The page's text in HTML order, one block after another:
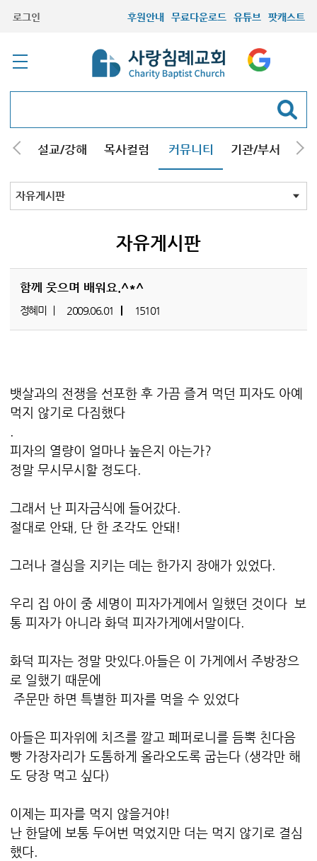
로그인 후원안내 무료다운로드 유튜브 팟캐스트
내 설교/강해 목사컬럼 커뮤니티 기관/부서 선
최근등록자료
자유게시판
자유게시판
함께 웃으며 배워요.^*^
정혜미 2009.06.01 15101
뱃살과의 전쟁을 선포한 후 가끔 즐겨 먹던 피자도 아예
먹지 않기로 다짐했다
.
피자의 열량이 얼마나 높은지 아는가?
정말 무시무시할 정도다.
그래서 난 피자금식에 들어갔다.
절대로 안돼, 단 한 조각도 안돼!
그러나 결심을 지키는 데는 한가지 장애가 있었다.
우리 집 아이 중 세명이 피자가게에서 일했던 것이다 보
통 피자가 아니라 화덕 피자가게에서말이다.
화덕 피자는 정말 맛있다.아들은 이 가게에서 주방장으
로 일했기 때문에
주문만 하면 특별한 피자를 먹을 수 있었다
아들은 피자위에 치즈를 깔고 페퍼로니를 듬뿍 친다음
빵 가장자리가 도톰하게 올라오도록 굽는다 (생각만 해
도 당장 먹고 싶다)
이제는 피자를 먹지 않을거야!
난 한달에 보통 두어번 먹었지만 더는 먹지 않기로 결심
했다.